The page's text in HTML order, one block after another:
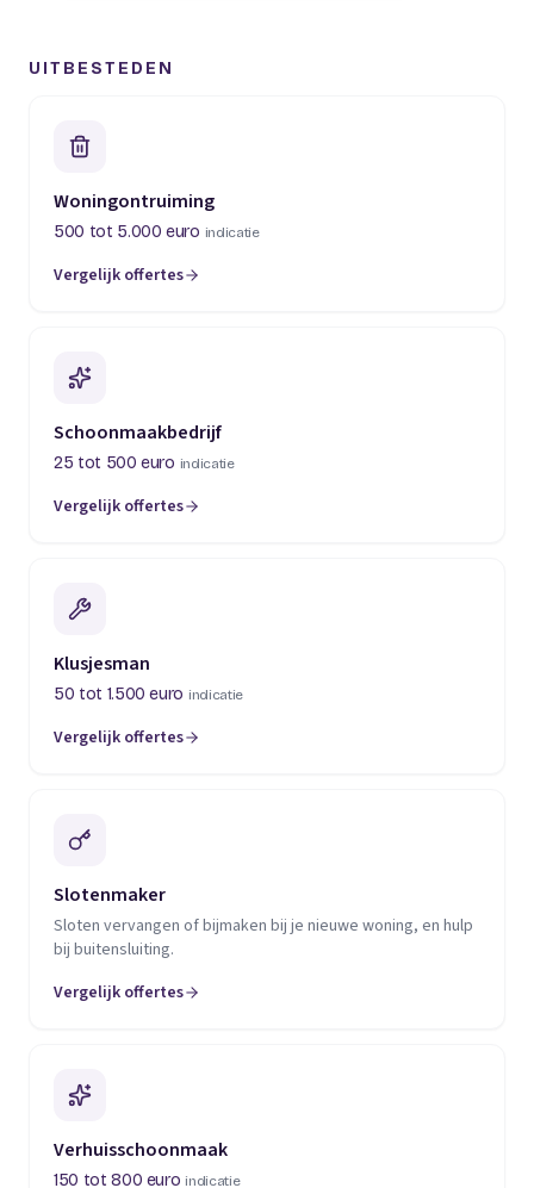
UITBESTEDEN
Woningontruiming
500 tot 5.000 euro indicatie
Vergelijk offertes
(opent in een nieuw tabblad)
Schoonmaakbedrijf
25 tot 500 euro indicatie
Vergelijk offertes
(opent in een nieuw tabblad)
Klusjesman
50 tot 1.500 euro indicatie
Vergelijk offertes
(opent in een nieuw tabblad)
Slotenmaker
Sloten vervangen of bijmaken bij je nieuwe woning, en hulp
bij buitensluiting.
Vergelijk offertes
(opent in een nieuw tabblad)
Verhuisschoonmaak
150 tot 800 euro indicatie